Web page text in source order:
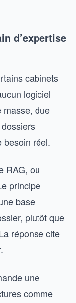
d’expertise
cabinets
logiciel
masse, due
besoin réel.
RAG, ou
principe
base
plutôt que
réponse cite
une
comme